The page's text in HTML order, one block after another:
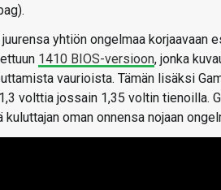
yhtiön ongelmaa
1410 BIOS-versioon, jonka
vaurioista. Tämän lisäksi
volttia jossain 1,35 voltin tienoilla.
oman onnensa nojaan